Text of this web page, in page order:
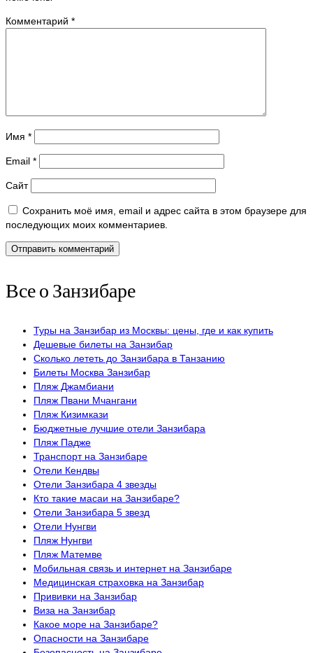
Комментарий *
Имя *
Email *
Сайт
Сохранить моё имя, email и адрес сайта в этом браузере для
последующих моих комментариев.
Все о Занзибаре
Туры на Занзибар из Москвы: цены, где и как купить
Дешевые билеты на Занзибар
Сколько лететь до Занзибара в Танзанию
Билеты Москва Занзибар
Пляж Джамбиани
Пляж Пвани Мчангани
Пляж Кизимкази
Бюджетные лучшие отели Занзибара
Пляж Падже
Транспорт на Занзибаре
Отели Кендвы
Отели Занзибара 4 звезды
Кто такие масаи на Занзибаре?
Отели Занзибара 5 звезд
Отели Нунгви
Пляж Нунгви
Пляж Матемве
Мобильная связь и интернет на Занзибаре
Медицинская страховка на Занзибар
Прививки на Занзибар
Виза на Занзибар
Какое море на Занзибаре?
Опасности на Занзибаре